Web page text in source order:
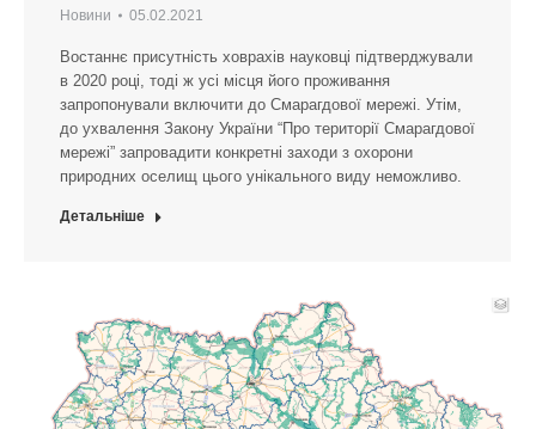
Новини 05.02.2021
Востаннє присутність ховрахів науковці підтверджували
в 2020 році, тоді ж усі місця його проживання
запропонували включити до Смарагдової мережі. Утім,
до ухвалення Закону України “Про території Смарагдової
мережі” запровадити конкретні заходи з охорони
природних оселищ цього унікального виду неможливо.
Детальніше